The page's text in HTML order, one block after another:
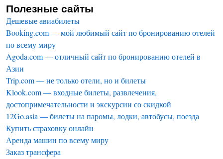
Полезные сайты
Дешевые авиабилеты
Booking.com — мой любимый сайт по бронированию отелей
по всему миру
Agoda.com — отличный сайт по бронированию отелей в
Азии
Trip.com — не только отели, но и билеты
Klook.com — входные билеты, развлечения,
достопримечательности и экскурсии со скидкой
12Go.asia — билеты на паромы, лодки, автобусы, поезда
Купить страховку онлайн
Аренда машин по всему миру
Заказ трансфера